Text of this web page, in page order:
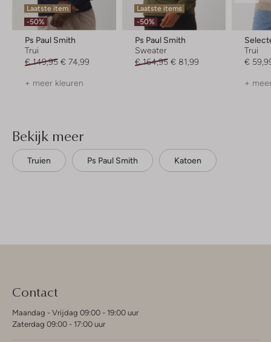
Laatste item
-50%
Ps Paul Smith
Trui
€ 149,95 € 74,99
+ meer kleuren
Laatste items
-50%
Ps Paul Smith
Sweater
€ 164,95 € 81,99
Trui
€
+
Bekijk meer
Truien Ps Paul Smith Katoen
Contact
Maandag - Vrijdag 09:00 - 19:00 uur
Zaterdag 09:00 - 17:00 uur